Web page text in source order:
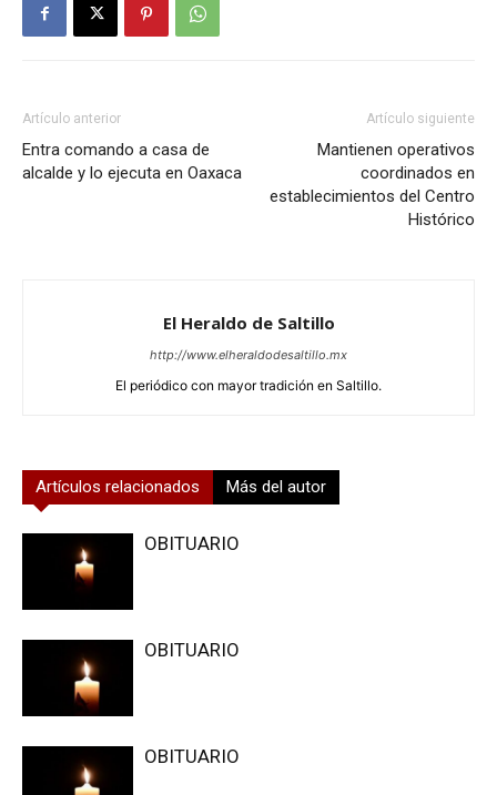
Artículo anterior
Entra comando a casa de
alcalde y lo ejecuta en Oaxaca
Artículo siguiente
Mantienen operativos
coordinados en
establecimientos del Centro
Histórico
El Heraldo de Saltillo
http://www.elheraldodesaltillo.mx
El periódico con mayor tradición en Saltillo.
Artículos relacionados Más del autor
OBITUARIO
OBITUARIO
OBITUARIO